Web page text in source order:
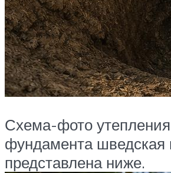
Схема-фото утепления
фундамента шведская
представлена ниже.